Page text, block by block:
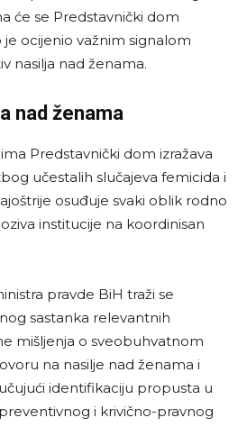
će se Predstavnički dom
je ocijenio važnim signalom
nasilja nad ženama.
nad ženama
Predstavnički dom izražava
učestalih slučajeva femicida i
osuđuje svaki oblik rodno
institucije na koordinisan
pravde BiH traži se
sastanka relevantnih
mišljenja o sveobuhvatnom
na nasilje nad ženama i
identifikaciju propusta u
i krivično-pravnog